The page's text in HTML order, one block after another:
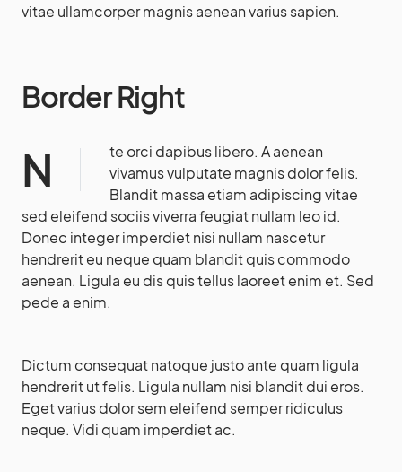
vitae ullamcorper magnis aenean varius sapien.
Border Right
Nte orci dapibus libero. A aenean
vivamus vulputate magnis dolor felis.
Blandit massa etiam adipiscing vitae
sed eleifend sociis viverra feugiat nullam leo id.
Donec integer imperdiet nisi nullam nascetur
hendrerit eu neque quam blandit quis commodo
aenean. Ligula eu dis quis tellus laoreet enim et. Sed
pede a enim.
Dictum consequat natoque justo ante quam ligula
hendrerit ut felis. Ligula nullam nisi blandit dui eros.
Eget varius dolor sem eleifend semper ridiculus
neque. Vidi quam imperdiet ac.